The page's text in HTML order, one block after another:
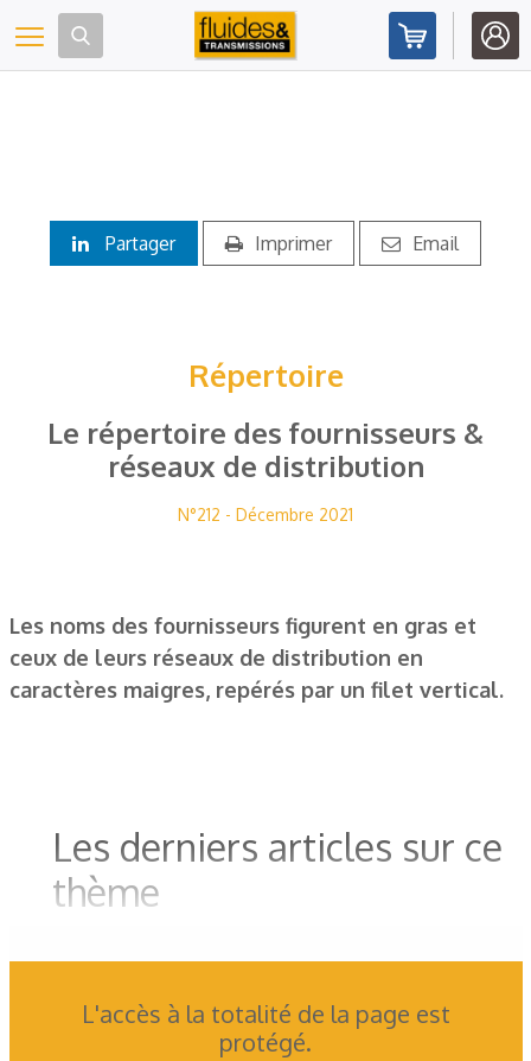
Toggle navigation
Partager Imprimer Email
Répertoire
Le répertoire des fournisseurs &
réseaux de distribution
N°212 - Décembre 2021
Les noms des fournisseurs figurent en gras et
ceux de leurs réseaux de distribution en
caractères maigres, repérés par un filet vertical.
Les derniers articles sur ce
thème
L'accès à la totalité de la page est
protégé.
Panneau de gestion des cookies